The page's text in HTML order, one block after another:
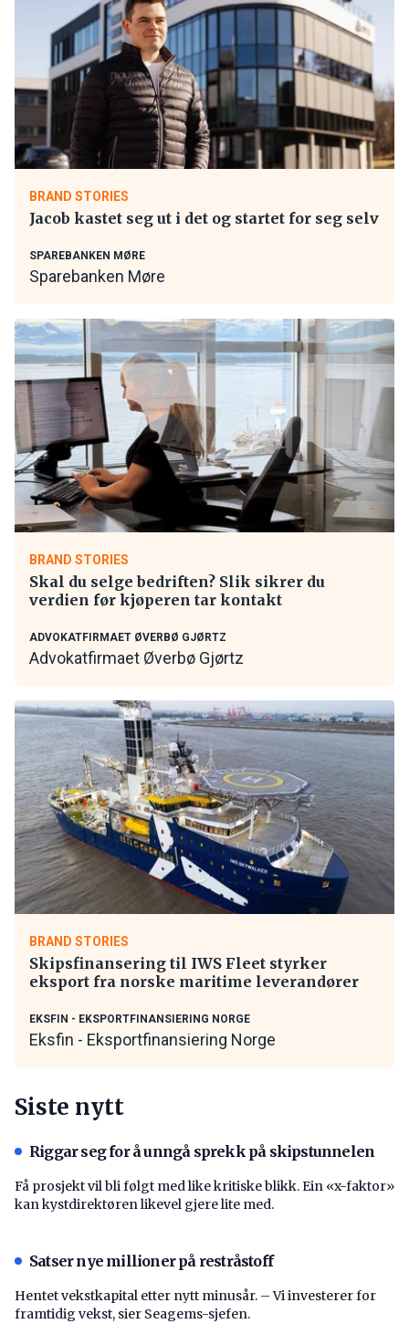
BRAND STORIES
Jacob kastet seg ut i det og startet for seg selv
SPAREBANKEN MØRE
Sparebanken Møre
BRAND STORIES
Skal du selge bedriften? Slik sikrer du
verdien før kjøperen tar kontakt
ADVOKATFIRMAET ØVERBØ GJØRTZ
Advokatfirmaet Øverbø Gjørtz
BRAND STORIES
Skipsfinansering til IWS Fleet styrker
eksport fra norske maritime leverandører
EKSFIN - EKSPORTFINANSIERING NORGE
Eksfin - Eksportfinansiering Norge
Siste nytt
Riggar seg for å unngå sprekk på skipstunnelen
Få prosjekt vil bli følgt med like kritiske blikk. Ein «x-faktor»
kan kystdirektøren likevel gjere lite med.
Satser nye millioner på restråstoff
Hentet vekstkapital etter nytt minusår. – Vi investerer for
framtidig vekst, sier Seagems-sjefen.